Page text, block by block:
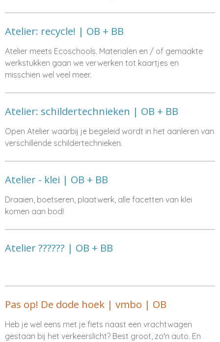
Atelier: recycle! | OB + BB
Atelier meets Ecoschools. Materialen en / of gemaakte
werkstukken gaan we verwerken tot kaartjes en
misschien wel veel meer.
Atelier: schildertechnieken | OB + BB
Open Atelier waarbij je begeleid wordt in het aanleren van
verschillende schildertechnieken.
Atelier - klei | OB + BB
Draaien, boetseren, plaatwerk, alle facetten van klei
komen aan bod!
Atelier ?????? | OB + BB
Pas op! De dode hoek | vmbo | OB
Heb je wel eens met je fiets naast een vrachtwagen
gestaan bij het verkeerslicht? Best groot, zo'n auto. En